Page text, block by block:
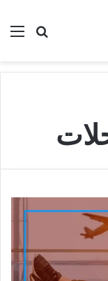
ابحث